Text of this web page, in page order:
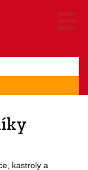
kastroly a